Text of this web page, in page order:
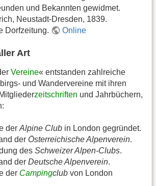
und Bekannten gewidmet.
Neustadt-Dresden, 1839.
Dorfzeitung.
Online
Art
Vereine« entstanden zahlreiche
und Wandervereine mit ihren
zeitschriften und Jahrbüchern,
der Alpine Club in London gegründet.
der Österreichische Alpenverein.
des Schweizer Alpen-Clubs.
der Deutsche Alpenverein.
der Campingclub von London